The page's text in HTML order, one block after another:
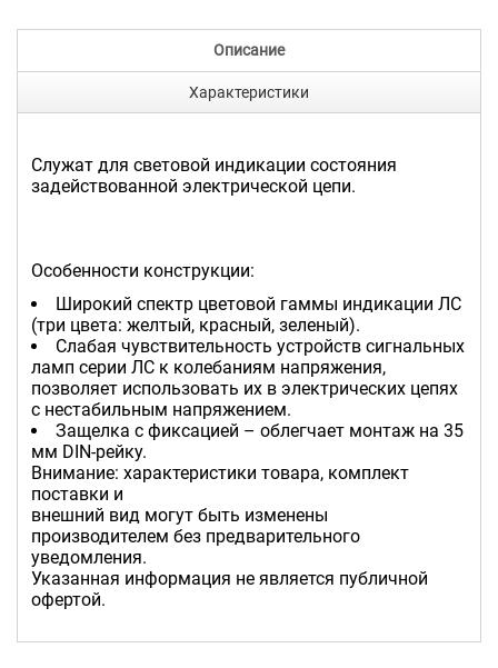
Описание
Характеристики
Служат для световой индикации состояния
задействованной электрической цепи.
Особенности конструкции:
Широкий спектр цветовой гаммы индикации ЛС
(три цвета: желтый, красный, зеленый).
Слабая чувствительность устройств сигнальных
ламп серии ЛС к колебаниям напряжения,
позволяет использовать их в электрических цепях
с нестабильным напряжением.
Защелка с фиксацией – облегчает монтаж на 35
мм DIN-рейку.
Внимание: характеристики товара, комплект
поставки и
внешний вид могут быть изменены
производителем без предварительного
уведомления.
Указанная информация не является публичной
офертой.